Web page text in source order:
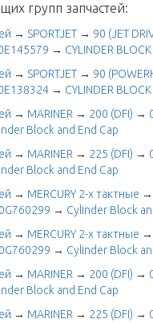
групп запчастей:
→ SPORTJET → 90 (JET
→ CYLINDER BLOCK
→ SPORTJET → 90
→ CYLINDER BLOCK
→ MARINER → 200 (DFI) →
Block and End Cap
→ MARINER → 225 (DFI) →
Block and End Cap
→ MERCURY 2-х тактные →
→ Cylinder Block
→ MERCURY 2-х тактные →
→ Cylinder Block
→ MARINER → 200 (DFI) →
Block and End Cap
→ MARINER → 225 (DFI) →